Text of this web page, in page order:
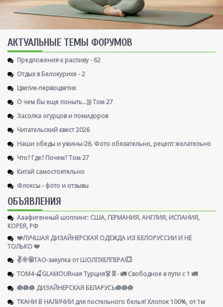
AКТУАЛЬНЫЕ ТЕМЫ ФОРУМОВ
Предложения к распиву - 62
Отдых в Белокурихе - 2
Цветик-первоцветик
О чем бы еще поныть...))) Том 27
Засолка огурцов и помидоров
Читательский квест 2026
Наши обеды и ужины-26. Фото обязательно, рецепт желательно
Что? Где? Почем? Том 27
Китай самостоятельно
Флоксы - фото и отзывы
ОБЪЯВЛЕНИЯ
Ааафигенный шоппинг: США, ГЕРМАНИЯ, АНГЛИЯ, ИСПАНИЯ,
КОРЕЯ, РФ
❤️ЛУЧШАЯ ДИЗАЙНЕРСКАЯ ОДЕЖДА ИЗ БЕЛОРУССИИ И НЕ
ТОЛЬКО ❤️
✌️🌞🤩ТАО-закупка от ШОЛПХЕЛПЕРА!💥
ТОМ4-🍒GLAMOURная Турция👗👖- 🚛 Свободное в пути с 1 🚛
🪷🪷🪷 ДИЗАЙНЕРСКАЯ БЕЛАРУСЬ🪷🪷🪷
ТКАНИ В НАЛИЧИИ для постельного белья! Хлопок 100%, от 1м